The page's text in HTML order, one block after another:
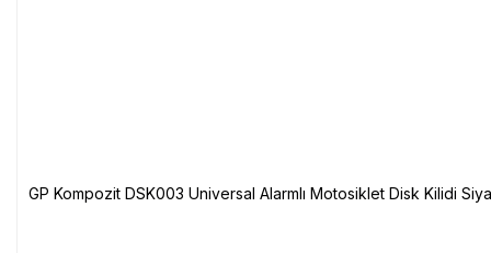
GP Kompozit DSK003 Universal Alarmlı Motosiklet Disk Kilidi